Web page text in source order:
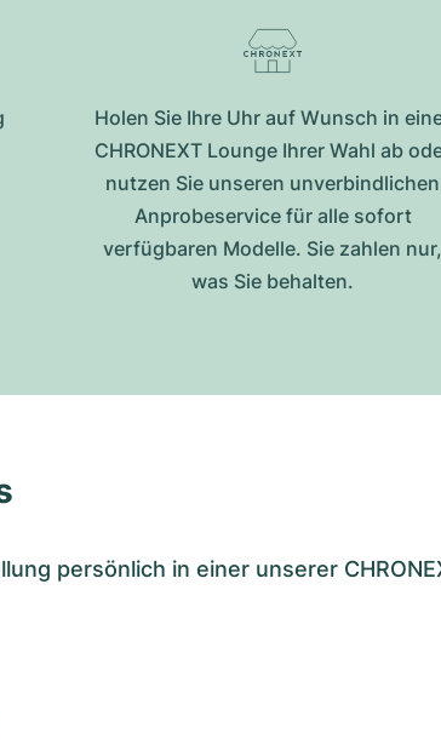
Holen Sie Ihre Uhr auf Wunsch in
CHRONEXT Lounge Ihrer Wahl ab
nutzen Sie unseren unverbindlichen
Anprobeservice für alle sofort
verfügbaren Modelle. Sie zahlen nur,
was Sie behalten.
persönlich in einer unserer